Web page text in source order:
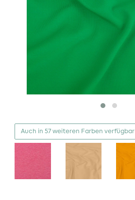
Auch in 57 weiteren Farben verfügbar